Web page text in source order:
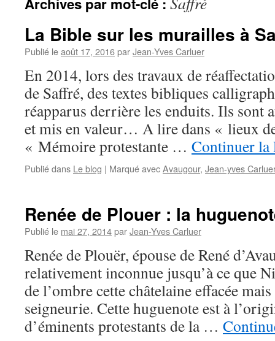
La Bible sur les murailles à
Publié leaoût 17, 2016parJean-Yves Carluer
En 2014, lors des travaux de
de Saffré, des textes bibliques
réapparus derrière les enduits. Ils sont
et mis en valeur… A lire dans « lieux
« Mémoire protestante … Continuer
Publié dans Le blog | Marqué avecAvaugour, Jean-yves Carluer
Renée de Plouer : la
Publié le mai 27, 2014parJean-Yves Carluer
Renée de Plouër, épouse de René
relativement inconnue jusqu’à ce que
de l’ombre cette châtelaine effacée
seigneurie. Cette huguenote est à
d’éminents protestants de la …